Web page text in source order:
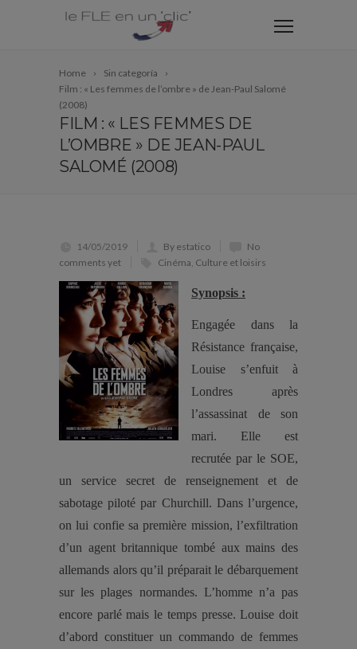
Home
Sin categoría
Film : « Les femmes de l’ombre » de Jean-Paul Salomé
(2008)
FILM : « LES FEMMES DE
L’OMBRE » DE JEAN-PAUL
SALOMÉ (2008)
14/05/2019 By estatico
No
comments yet
Cinéma, Culture et loisirs
Synopsis :
Engagée dans la
Résistance française,
Louise s’enfuit à
Londres après
l’assassinat de son
mari. Elle est
recrutée par le SOE,
un service secret de renseignement et de
sabotage piloté par Churchill. Dans l’urgence,
on lui confie sa première mission, l’exfiltration
d’un agent britannique tombé aux mains des
allemands alors qu’il préparait le débarquement
sur les plages normandes. L’homme n’a pas
encore parlé mais le temps presse. Louise doit
d’abord constituer un commando de femmes